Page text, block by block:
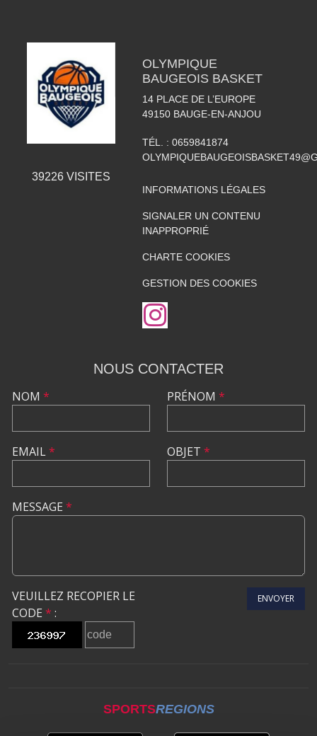
39226VISITES
OLYMPIQUE
BAUGEOIS BASKET
14 PLACE DE L’EUROPE
49150 BAUGE-EN-ANJOU
TÉL. : 0659841874
INFORMATIONS LÉGALES
SIGNALER UN CONTENU
INAPPROPRIÉ
CHARTE COOKIES
GESTION DES COOKIES
NOUS CONTACTER
NOM *
EMAIL*
PRÉNOM *
OBJET *
MESSAGE *
VEUILLEZ RECOPIER LE
CODE * :
ENVOYER
SPORTSREGIONS